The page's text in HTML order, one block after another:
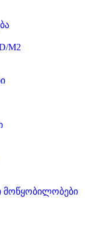
M2
მოწყობილობები